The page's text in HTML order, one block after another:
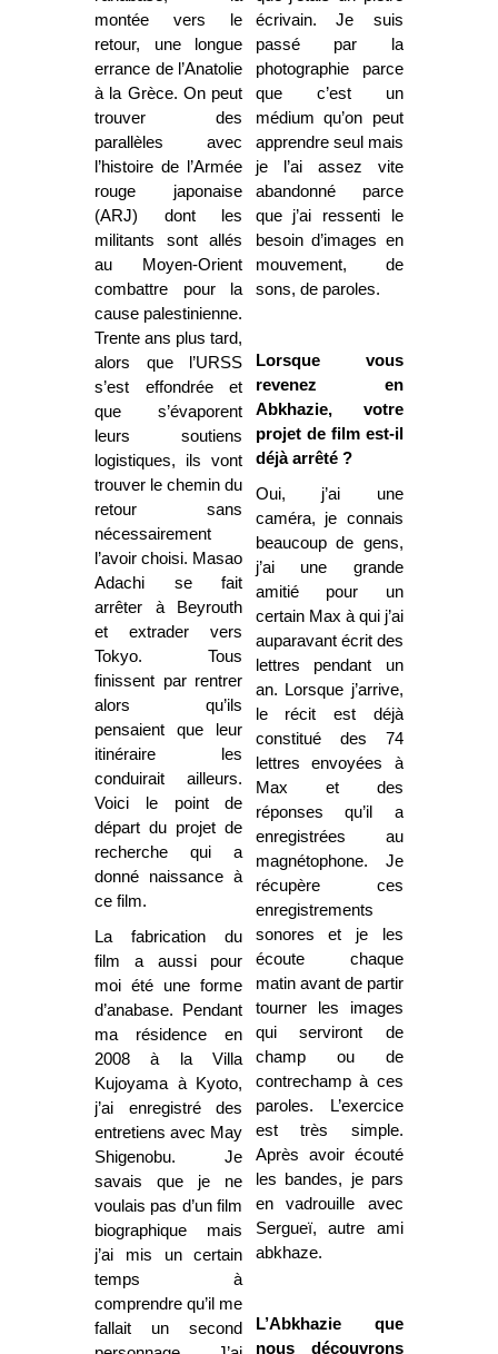
montée vers le
retour, une longue
errance de l’Anatolie
à la Grèce. On peut
trouver des
parallèles avec
l’histoire de l’Armée
rouge japonaise
(ARJ) dont les
militants sont allés
au Moyen-Orient
combattre pour la
cause palestinienne.
Trente ans plus tard,
alors que l’URSS
s’est effondrée et
que s’évaporent
leurs soutiens
logistiques, ils vont
trouver le chemin du
retour sans
nécessairement
l’avoir choisi. Masao
Adachi se fait
arrêter à Beyrouth
et extrader vers
Tokyo. Tous
finissent par rentrer
alors qu’ils
pensaient que leur
itinéraire les
conduirait ailleurs.
Voici le point de
départ du projet de
recherche qui a
donné naissance à
ce film.
La fabrication du
film a aussi pour
moi été une forme
d’anabase. Pendant
ma résidence en
2008 à la Villa
Kujoyama à Kyoto,
j’ai enregistré des
entretiens avec May
Shigenobu. Je
savais que je ne
voulais pas d’un film
biographique mais
j’ai mis un certain
temps à
comprendre qu’il me
fallait un second
écrivain. Je suis
passé par la
photographie parce
que c’est un
médium qu’on peut
apprendre seul mais
je l’ai assez vite
abandonné parce
que j’ai ressenti le
besoin d’images en
mouvement, de
sons, de paroles.
Lorsque vous
revenez en
Abkhazie, votre
projet de film est-il
déjà arrêté ?
Oui, j’ai une
caméra, je connais
beaucoup de gens,
j’ai une grande
amitié pour un
certain Max à qui j’ai
auparavant écrit des
lettres pendant un
an. Lorsque j’arrive,
le récit est déjà
constitué des 74
lettres envoyées à
Max et des
réponses qu’il a
enregistrées au
magnétophone. Je
récupère ces
enregistrements
sonores et je les
écoute chaque
matin avant de partir
tourner les images
qui serviront de
champ ou de
contrechamp à ces
paroles. L’exercice
est très simple.
Après avoir écouté
les bandes, je pars
en vadrouille avec
Sergueï, autre ami
abkhaze.
L’Abkhazie que
nous découvrons